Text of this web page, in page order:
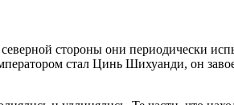
стороны они периодически
стал Цинь Шихуанди, он